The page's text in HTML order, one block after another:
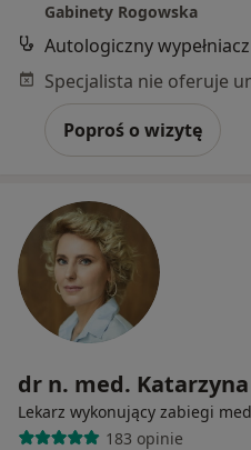
Gabinety Rogowska
Autologiczny
Poproś o wizytę
dr n. med.
Lekarz wykonujący zabiegi
183 opinie